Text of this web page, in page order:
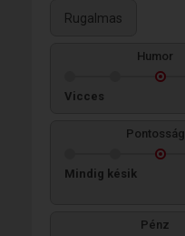
Rugalmas
Humor
Vicces
Pontosság
Mindig késik
Pénz